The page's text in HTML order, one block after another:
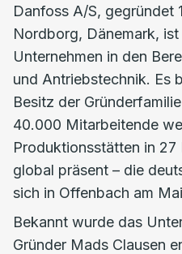
Danfoss A/S, gegründet
Nordborg, Dänemark,
Unternehmen in den
und Antriebstechnik. Es
Besitz der
40.000 Mitarbeitende
Produktionsstätten in
global präsent – die
sich in Offenbach am
Bekannt wurde das
Gründer Mads Clausen